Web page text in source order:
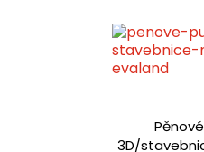
3D/